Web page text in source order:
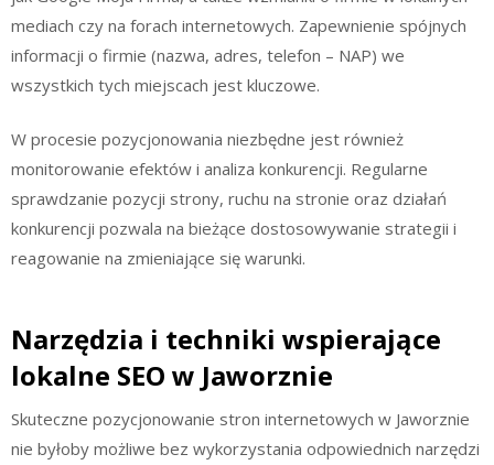
mediach czy na forach internetowych. Zapewnienie spójnych
informacji o firmie (nazwa, adres, telefon – NAP) we
wszystkich tych miejscach jest kluczowe.
W procesie pozycjonowania niezbędne jest również
monitorowanie efektów i analiza konkurencji. Regularne
sprawdzanie pozycji strony, ruchu na stronie oraz działań
konkurencji pozwala na bieżące dostosowywanie strategii i
reagowanie na zmieniające się warunki.
Narzędzia i techniki wspierające
lokalne SEO w Jaworznie
Skuteczne pozycjonowanie stron internetowych w Jaworznie
nie byłoby możliwe bez wykorzystania odpowiednich narzędzi